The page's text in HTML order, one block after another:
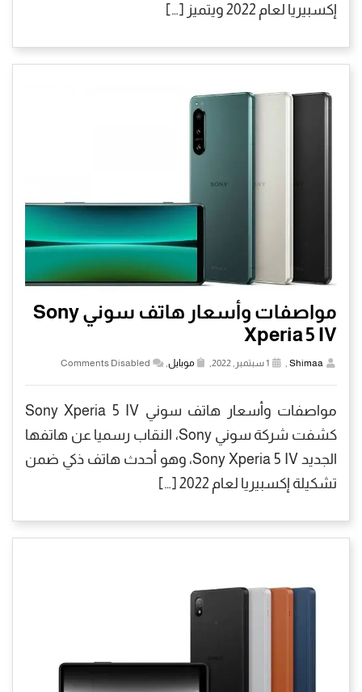
إكسبيريا لعام 2022 ويتميز […]
مواصفات وأسعار هاتف سوني Sony
Xperia 5 IV
Shimaa
, موبايل,
Comments Disabled
مواصفات وأسعار هاتف سوني Sony Xperia 5 IV
كشفت شركة سوني Sony، النقاب رسميا عن هاتفها
الجديد Sony Xperia 5 IV، وهو أحدث هاتف ذكي ضمن
تشكيلة إكسبيريا لعام 2022 […]